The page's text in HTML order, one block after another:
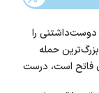
را
حمله
فاتح است، درست